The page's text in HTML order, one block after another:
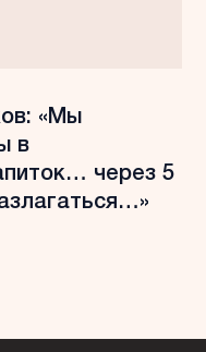
«Мы
в
через 5